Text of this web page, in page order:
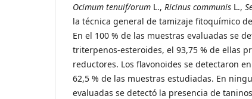
Ocimum tenuif/orum L., Ricinus communis L.,
la técnica general de tamizaje fitoquímico
En el 100 % de las muestras evaluadas se
triterpenos-esteroides, el 93,75 % de ellas
reductores. Los flavonoides se detectaron
62,5 % de las muestras estudiadas. En
evaluadas se detectó la presencia de